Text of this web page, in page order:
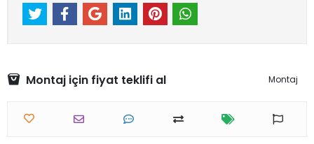
Montaj için fiyat teklifi al Montaj